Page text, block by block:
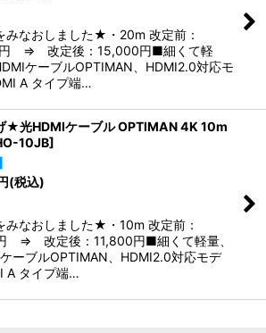
なおしました★・20m 改定前：
⇒ 改定後：15,000円■細くて軽
ケーブルOPTIMAN、HDMI2.0対応モ
A タイプ端…
★光HDMIケーブル OPTIMAN 4K 10m
10JB]
(税込)
なおしました★・10m 改定前：
⇒ 改定後：11,800円■細くて軽量、
ーブルOPTIMAN、HDMI2.0対応モデ
A タイプ端…